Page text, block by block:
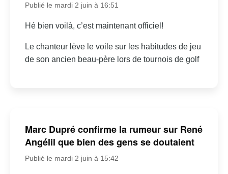
Publié le mardi 2 juin à 16:51
Hé bien voilà, c’est maintenant officiel!
Le chanteur lève le voile sur les habitudes de jeu
de son ancien beau-père lors de tournois de golf
Marc Dupré confirme la rumeur sur René
Angélil que bien des gens se doutaient
Publié le mardi 2 juin à 15:42